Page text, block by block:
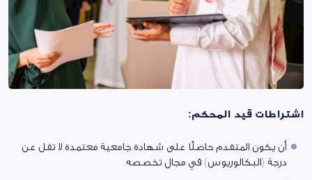
اشتراطات قيد المحكم:
أن يكون المتقدم حاصلًا على شهادة جامعية معتمدة لا تقل عن
درجة (البكالوريوس) في مجال تخصصه.